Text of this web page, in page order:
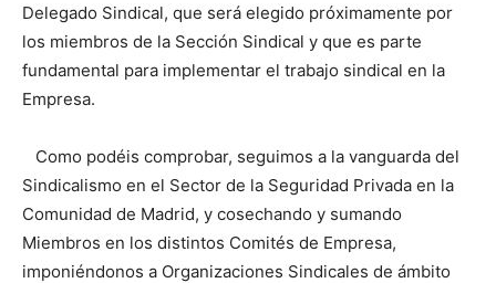
Delegado Sindical, que será elegido próximamente por
los miembros de la Sección Sindical y que es parte
fundamental para implementar el trabajo sindical en la
Empresa.
Como podéis comprobar, seguimos a la vanguarda del
Sindicalismo en el Sector de la Seguridad Privada en la
Comunidad de Madrid, y cosechando y sumando
Miembros en los distintos Comités de Empresa,
imponiéndonos a Organizaciones Sindicales de ámbito